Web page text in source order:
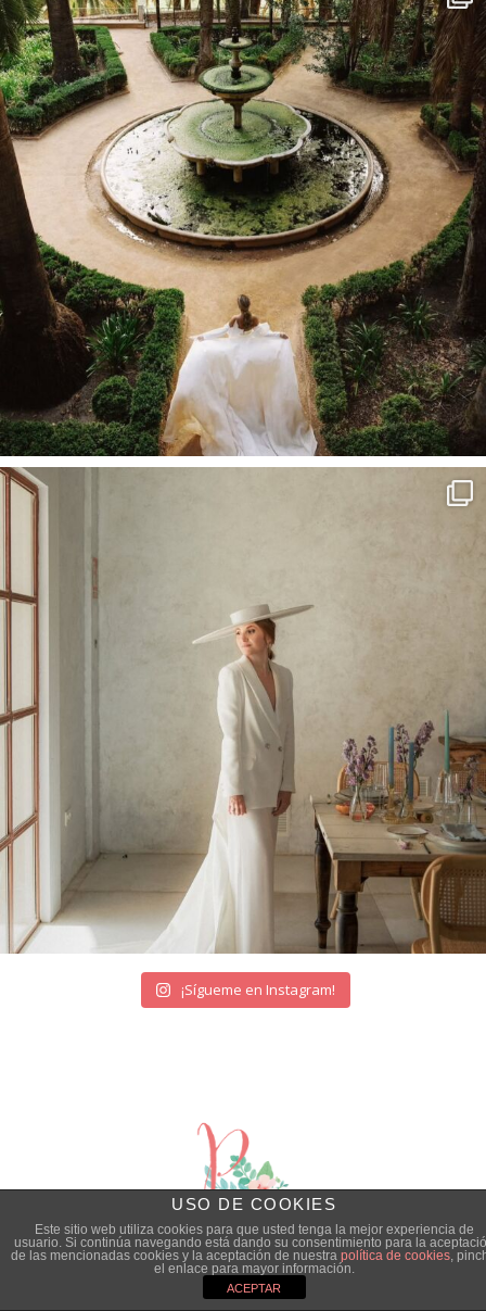
¡Sígueme en Instagram!
© Quiero una Boda Perfecta |Aviso legal
Política de privacidad
USO DE COOKIES
Este sitio web utiliza cookies para que usted tenga la mejor experiencia de
usuario. Si continúa navegando está dando su consentimiento para la
de las mencionadas cookies y la aceptación de nuestra política de cookies,
el enlace para mayor información.
ACEPTAR